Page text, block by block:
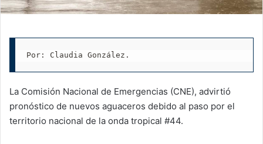
Por: Claudia González.
La Comisión Nacional de Emergencias (CNE), advirtió
pronóstico de nuevos aguaceros debido al paso por el
territorio nacional de la onda tropical #44.